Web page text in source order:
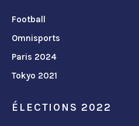
Football
Omnisports
Paris 2024
Tokyo 2021
ÉLECTIONS 2022